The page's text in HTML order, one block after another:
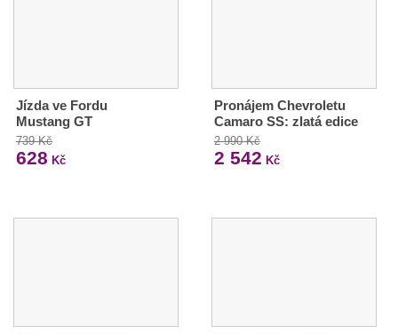
Jízda ve Fordu
Mustang GT
739 Kč
628 Kč
Pronájem Chevroletu
Camaro SS: zlatá edice
2 990 Kč
2 542 Kč